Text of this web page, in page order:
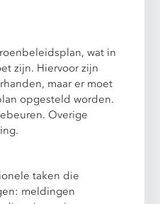
wat in
zijn. Hiervoor zijn
maar er moet
opgesteld worden.
Overige
taken die
meldingen